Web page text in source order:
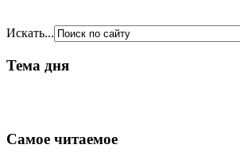
Искать...
Тема дня
Самое читаемое